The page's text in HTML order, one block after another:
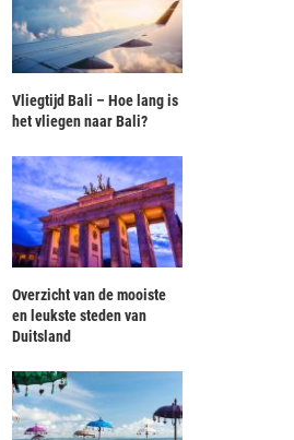
Vliegtijd Bali – Hoe lang is
het vliegen naar Bali?
Overzicht van de mooiste
en leukste steden van
Duitsland